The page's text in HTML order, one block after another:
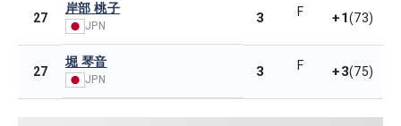
27
岸部 桃子
JPN 3 F +1(73)
27
堀 琴音
JPN 3 F +3(75)